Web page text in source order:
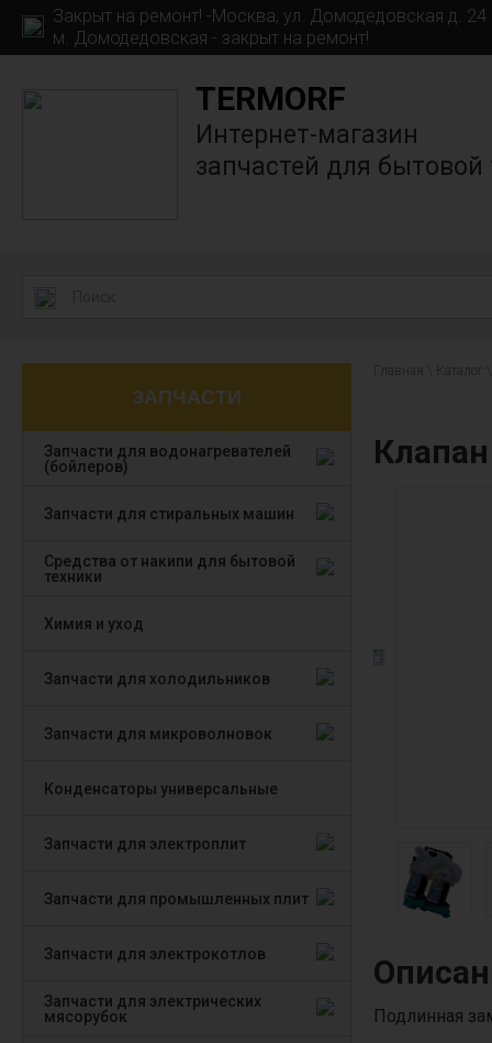
Закрыт на ремонт! -Москва, ул. Домодедовская д.
м. Домодедовская - закрыт на ремонт!
TERMORF
Интернет-магазин
запчастей для бытовой
ЗАПЧАСТИ
Запчасти для водонагревателей
(бойлеров)
Запчасти для стиральных машин
Средства от накипи для бытовой
техники
Химия и уход
Запчасти для холодильников
Запчасти для микроволновок
Конденсаторы универсальные
Запчасти для электроплит
Запчасти для промышленных плит
Запчасти для электрокотлов
Запчасти для электрических
мясорубок
Главная Каталог
Подлинная